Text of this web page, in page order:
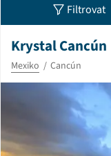
Filtrovat
Krystal Cancún
Mexiko Cancún